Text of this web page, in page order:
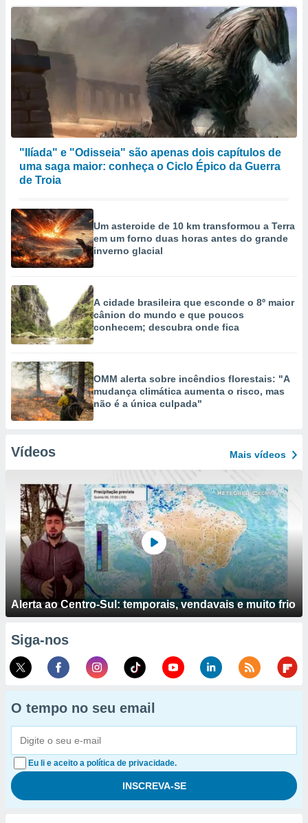
"Ilíada" e "Odisseia" são apenas dois capítulos de
uma saga maior: conheça o Ciclo Épico da Guerra
de Troia
Um asteroide de 10 km transformou a Terra
em um forno duas horas antes do grande
inverno glacial
A cidade brasileira que esconde o 8º maior
cânion do mundo e que poucos
conhecem; descubra onde fica
OMM alerta sobre incêndios florestais: "A
mudança climática aumenta o risco, mas
não é a única culpada"
Vídeos Mais vídeos
Alerta ao Centro-Sul: temporais, vendavais e muito frio
Siga-nos
O tempo no seu email
Eu li e aceito a política de privacidade.